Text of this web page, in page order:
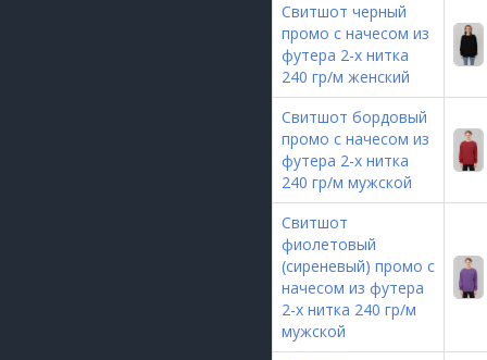
Свитшот черный
промо с начесом из
футера 2-х нитка
240 гр/м женский
Свитшот бордовый
промо с начесом из
футера 2-х нитка
240 гр/м мужской
Свитшот
фиолетовый
(сиреневый) промо с
начесом из футера
2-х нитка 240 гр/м
мужской